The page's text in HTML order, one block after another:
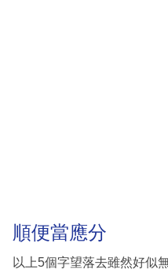
順便當應分
以上5個字望落去雖然好似